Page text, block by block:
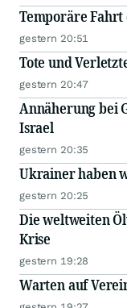
Temporäre
gestern 20:51
Tote und
gestern 20:47
Annäherung bei
Israel
gestern 20:35
Ukrainer haben
gestern 20:25
Die weltweiten
Krise
gestern 19:28
Warten auf